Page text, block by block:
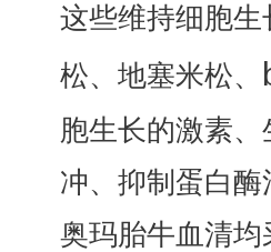
这些维持细胞
松、地塞米松、
胞生长的激素
冲、抑制蛋白
奥玛胎牛血清